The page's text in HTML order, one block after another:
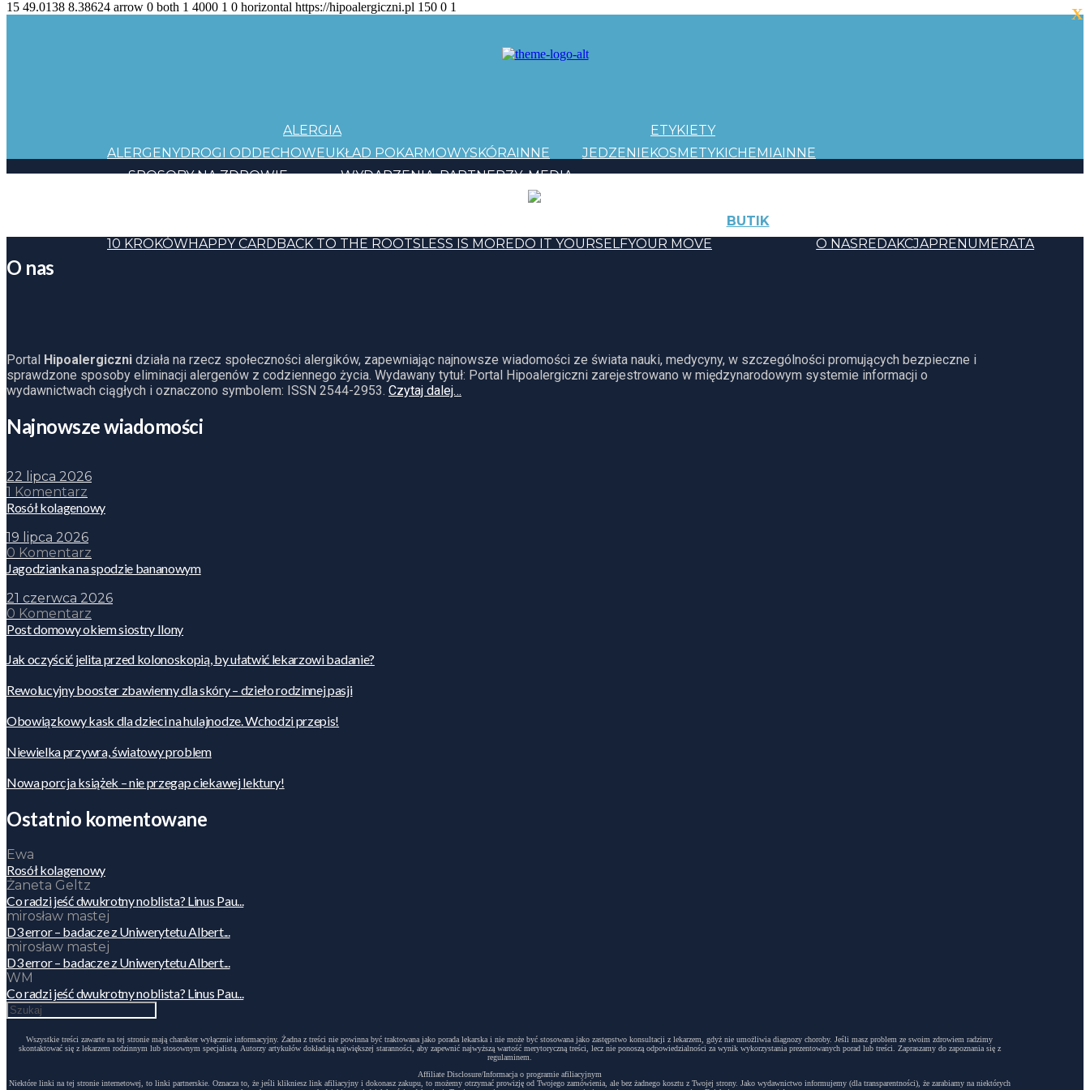
15 49.0138 8.38624 arrow 0 both 1 4000 1 0 horizontal https://hipoalergiczni.pl 150 0 1
ALERGIA
ALERGENYDROGI ODDECHOWEUKŁAD POKARMOWYSKÓRAINNE
ETYKIETY
JEDZENIEKOSMETYKICHEMIAINNE
SPOSOBY NA ZDROWIE
WYDARZENIA PARTNERZY MEDIA
10 KROKÓWHAPPY CARDBACK TO THE ROOTSLESS IS MOREDO IT YOURSELFYOUR MOVE
BUTIK
O NASREDAKCJAPRENUMERATA
O nas
Portal Hipoalergiczni działa na rzecz społeczności alergików, zapewniając najnowsze wiadomości ze świata nauki, medycyny, w szczególności promujących bezpieczne i
sprawdzone sposoby eliminacji alergenów z codziennego życia. Wydawany tytuł: Portal Hipoalergiczni zarejestrowano w międzynarodowym systemie informacji o
wydawnictwach ciągłych i oznaczono symbolem: ISSN 2544-2953. Czytaj dalej…
Najnowsze wiadomości
22 lipca 2026
1 Komentarz
Rosół kolagenowy
19 lipca 2026
0 Komentarz
Jagodzianka na spodzie bananowym
21 czerwca 2026
0 Komentarz
Post domowy okiem siostry Ilony
Jak oczyścić jelita przed kolonoskopią, by ułatwić lekarzowi badanie?
Rewolucyjny booster zbawienny dla skóry – dzieło rodzinnej pasji
Obowiązkowy kask dla dzieci na hulajnodze. Wchodzi przepis!
Niewielka przywra, światowy problem
Nowa porcja książek – nie przegap ciekawej lektury!
Ostatnio komentowane
Ewa
Rosół kolagenowy
Żaneta Geltz
Co radzi jeść dwukrotny noblista? Linus Pau...
mirosław mastej
D3 error – badacze z Uniwerytetu Albert...
mirosław mastej
D3 error – badacze z Uniwerytetu Albert...
WM
Co radzi jeść dwukrotny noblista? Linus Pau...
Wszystkie treści zawarte na tej stronie mają charakter wyłącznie informacyjny. Żadna z treści nie powinna być traktowana jako porada lekarska i nie może być stosowana jako zastępstwo konsultacji z lekarzem, gdyż nie umożliwia diagnozy choroby. Jeśli masz problem ze swoim zdrowiem radzimy
skontaktować się z lekarzem rodzinnym lub stosownym specjalistą. Autorzy artykułów dokładają największej staranności, aby zapewnić najwyższą wartość merytoryczną treści, lecz nie ponoszą odpowiedzialności za wynik wykorzystania prezentowanych porad lub treści. Zapraszamy do zapoznania się z
regulaminem.
Affiliate Disclosure/Informacja o programie afiliacyjnym
Niektóre linki na tej stronie internetowej, to linki partnerskie. Oznacza to, że jeśli klikniesz link afiliacyjny i dokonasz zakupu, to możemy otrzymać prowizję od Twojego zamówienia, ale bez żadnego kosztu z Twojej strony. Jako wydawnictwo informujemy (dla transparentności), że zarabiamy na niektórych
X